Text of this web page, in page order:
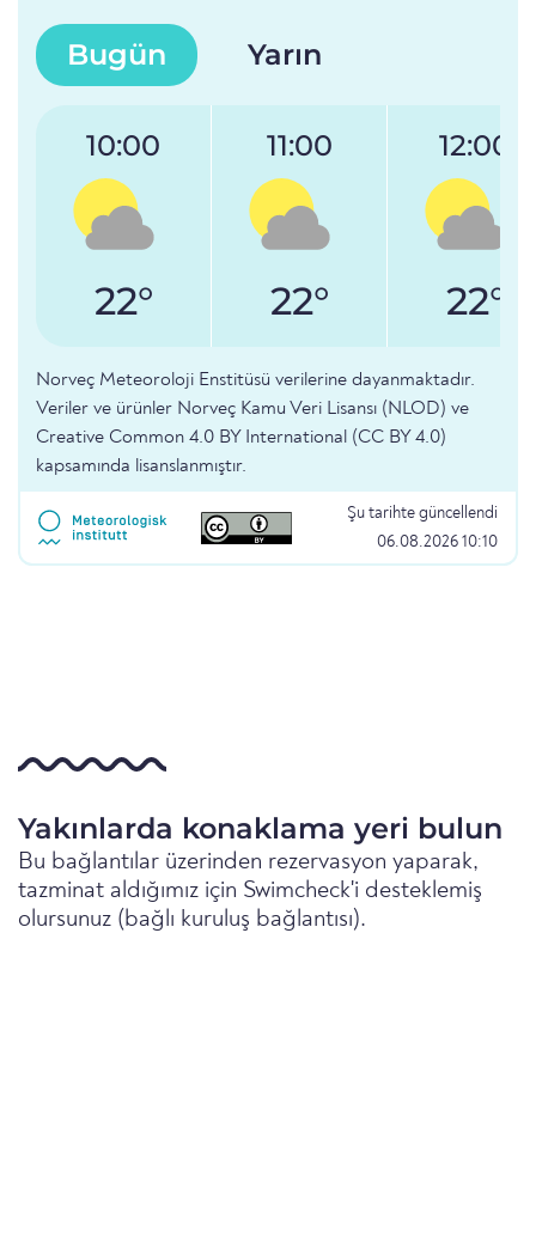
Bugün Yarın
10:00
22°
11:00
22°
12:00
22°
Norveç Meteoroloji Enstitüsü verilerine dayanmaktadır.
Veriler ve ürünler Norveç Kamu Veri Lisansı (NLOD) ve
Creative Common 4.0 BY International (CC BY 4.0)
kapsamında lisanslanmıştır.
Şu tarihte güncellendi
06.08.2026 10:10
Yakınlarda konaklama yeri bulun
Bu bağlantılar üzerinden rezervasyon yaparak,
tazminat aldığımız için Swimcheck'i desteklemiş
olursunuz (bağlı kuruluş bağlantısı).